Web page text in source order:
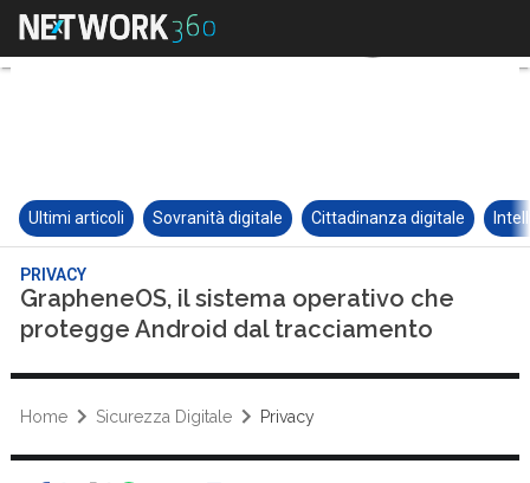
Ultimi articoli Sovranità digitale Cittadinanza digitale
PRIVACY
GrapheneOS, il sistema operativo che
protegge Android dal tracciamento
Home Sicurezza Digitale Privacy